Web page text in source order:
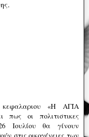
κεφαλαριου «Η ΑΓΊΑ
οι πολιτιστικες
Ιουλίου θα γίνουν
στις οικογένειες των